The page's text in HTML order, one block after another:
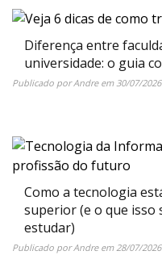
Diferença entre
universidade: o guia
Publicado porAndreem30/07/2026
Como a tecnologia
superior (e o que isso
estudar)
Publicado porAndreem28/07/2026